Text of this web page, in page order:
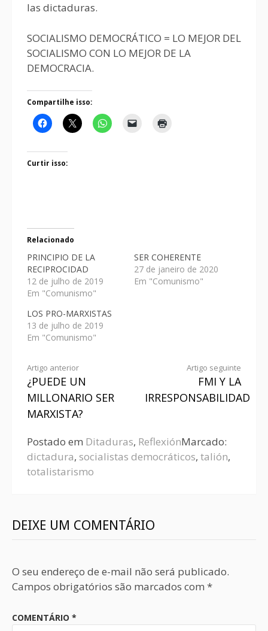
las dictaduras.
SOCIALISMO DEMOCRÁTICO = LO MEJOR DEL
SOCIALISMO CON LO MEJOR DE LA
DEMOCRACIA.
Compartilhe isso:
Curtir isso:
Relacionado
PRINCIPIO DE LA
RECIPROCIDAD
12 de julho de 2019
Em "Comunismo"
SER COHERENTE
27 de janeiro de 2020
Em "Comunismo"
LOS PRO-MARXISTAS
13 de julho de 2019
Em "Comunismo"
Artigo anterior
¿PUEDE UN
MILLONARIO SER
MARXISTA?
Artigo seguinte
FMI Y LA
IRRESPONSABILIDAD
Postado em Ditaduras, ReflexiónMarcado:
dictadura, socialistas democráticos, talión,
totalistarismo
DEIXE UM COMENTÁRIO
O seu endereço de e-mail não será publicado.
Campos obrigatórios são marcados com *
COMENTÁRIO *